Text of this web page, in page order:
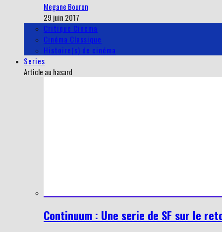
Megane Bouron
29 juin 2017
Critique Cinema
Cinéma Classique
Histoire(s) de cinéma
Series
Article au hasard
Continuum : Une serie de SF sur le